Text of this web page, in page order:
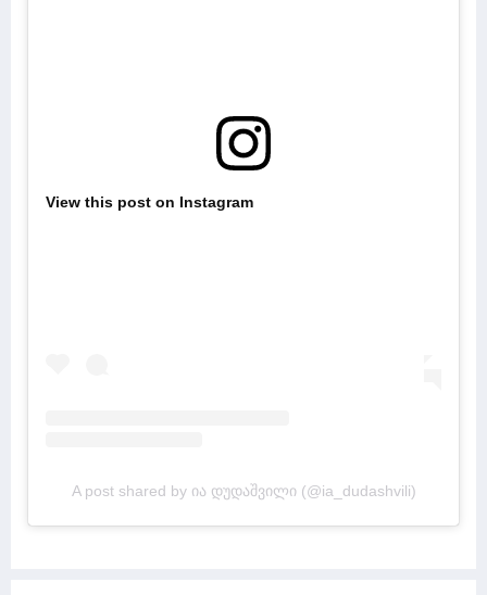
View this post on Instagram
A post shared by ია დუდაშვილი (@ia_dudashvili)